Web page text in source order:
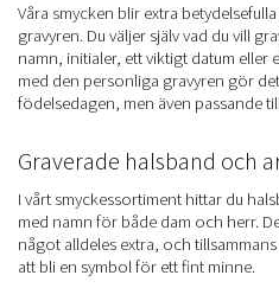
Våra smycken blir extra
gravyren. Du väljer själv vad du vill
namn, initialer, ett viktigt datum eller
med den personliga gravyren gör
födelsedagen, men även passande
Graverade halsband och
I vårt smyckessortiment hittar du
med namn för både dam och herr.
något alldeles extra, och
att bli en symbol för ett fint minne.